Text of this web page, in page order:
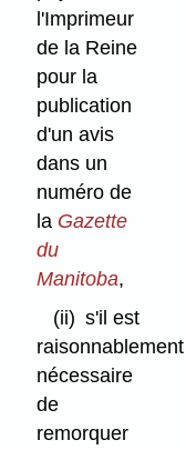
l'Imprimeur
de la Reine
pour la
publication
d'un avis
dans un
numéro de
la Gazette
du
Manitoba,
(ii) s'il est
raisonnablement
nécessaire
de
remorquer